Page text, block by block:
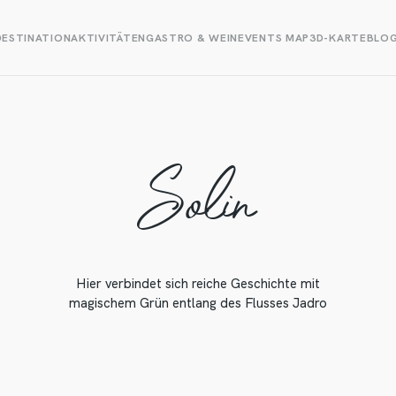
AKTIVITÄTENGASTRO & WEINEVENTS MAP3D-KARTEBLOG
Solin
Hier verbindet sich reiche Geschichte mit
magischem Grün entlang des Flusses Jadro